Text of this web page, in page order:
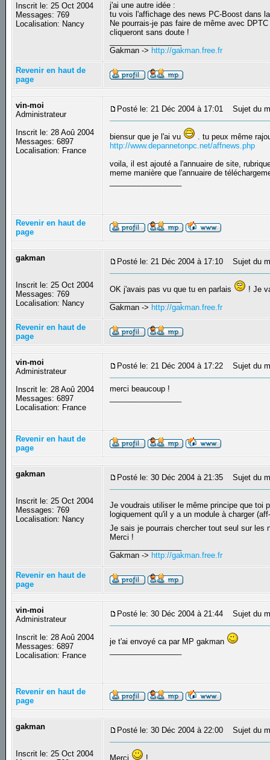
Inscrit le: 25 Oct 2004
Messages: 769
Localisation: Nancy
j'ai une autre idée :
tu vois l'affichage des news PC-Boost dans
Ne pourrais-je pas faire de même avec
cliqueront sans doute !
Gakman -> http://gakman.free.fr
Revenir en haut de
page
vin-moi
Administrateur
Inscrit le: 28 Aoû 2004
Messages: 6897
Localisation: France
Posté le: 21 Déc 2004 à 17:01 Sujet du
biensur que je l'ai vu
. tu peux même
http://www.depannetonpc.net/affnews.php
voila, il est ajouté a l'annuaire de site,
meme manière que l'annuaire de
Revenir en haut de
page
gakman
Inscrit le: 25 Oct 2004
Messages: 769
Localisation: Nancy
Posté le: 21 Déc 2004 à 17:10 Sujet du
OK j'avais pas vu que tu en parlais
! Je
Gakman -> http://gakman.free.fr
Revenir en haut de
page
vin-moi
Administrateur
Inscrit le: 28 Aoû 2004
Messages: 6897
Localisation: France
Posté le: 21 Déc 2004 à 17:22 Sujet du
merci beaucoup !
Revenir en haut de
page
gakman
Inscrit le: 25 Oct 2004
Messages: 769
Localisation: Nancy
Posté le: 30 Déc 2004 à 21:35 Sujet du
Je voudrais utiliser le même principe que toi
logiquement qu'il y a un module à charger
Je sais je pourrais chercher tout seul sur
Merci !
Gakman -> http://gakman.free.fr
Revenir en haut de
page
vin-moi
Administrateur
Inscrit le: 28 Aoû 2004
Messages: 6897
Localisation: France
Posté le: 30 Déc 2004 à 21:44 Sujet du
je t'ai envoyé ca par MP gakman
Revenir en haut de
page
gakman
Inscrit le: 25 Oct 2004
Posté le: 30 Déc 2004 à 22:00 Sujet du
Merci !